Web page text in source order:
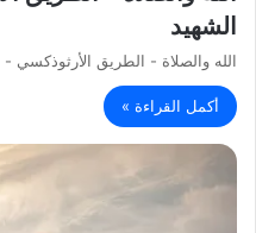
الشهيد
الله والصلاة - الطريق
أكمل القراءة »